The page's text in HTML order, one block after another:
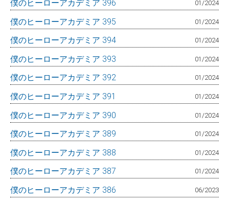
僕のヒーローアカデミア 396 01/2024
僕のヒーローアカデミア 395 01/2024
僕のヒーローアカデミア 394 01/2024
僕のヒーローアカデミア 393 01/2024
僕のヒーローアカデミア 392 01/2024
僕のヒーローアカデミア 391 01/2024
僕のヒーローアカデミア 390 01/2024
僕のヒーローアカデミア 389 01/2024
僕のヒーローアカデミア 388 01/2024
僕のヒーローアカデミア 387 01/2024
僕のヒーローアカデミア 386 06/2023